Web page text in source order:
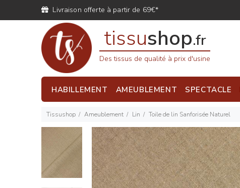
Livraison offerte à partir de 69€*
tissushop.fr
Des tissus de qualité à prix d'usine
HABILLEMENT AMEUBLEMENT SPECTACLE
Tissushop Ameublement Lin Toile de lin Sanforisée Naturel